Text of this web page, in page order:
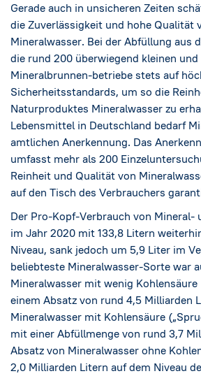
Gerade auch in unsicheren Zeiten
die Zuverlässigkeit und hohe Qualität
Mineralwasser. Bei der Abfüllung aus
die rund 200 überwiegend kleinen
Mineralbrunnen-betriebe stets auf
Sicherheitsstandards, um so die
Naturproduktes Mineralwasser zu
Lebensmittel in Deutschland bedarf
amtlichen Anerkennung. Das
umfasst mehr als 200
Reinheit und Qualität von
auf den Tisch des Verbrauchers
Der Pro-Kopf-Verbrauch von Mineral-
im Jahr 2020 mit 133,8 Litern
Niveau, sank jedoch um 5,9 Liter im
beliebteste Mineralwasser-Sorte war
Mineralwasser mit wenig Kohlensäure
einem Absatz von rund 4,5 Milliarden
Mineralwasser mit Kohlensäure
mit einer Abfüllmenge von rund 3,7
Absatz von Mineralwasser ohne
2,0 Milliarden Litern auf dem Niveau